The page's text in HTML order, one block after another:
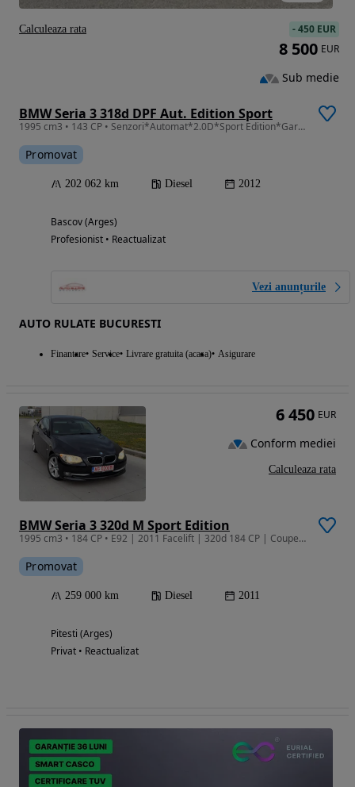
BMW Seria 3 318d DPF Aut. Edition Sport
1995 cm3 • 143 CP • Senzori*Automat*2.0D*Sport Edition*Garantie*Service*Rate*
Promovat
202 062 km Diesel 2012
Bascov (Arges)
Profesionist • Reactualizat
Vezi anunțurile
AUTO RULATE BUCURESTI
Finantare Service Livrare gratuita (acasa) Asigurare
-450 EUR
8 500 EUR
Sub medie
Calculeaza rata
BMW Seria 3 320d M Sport Edition
1995 cm3 • 184 CP • E92 | 2011 Facelift | 320d 184 CP | Coupe | SportPaket Import Germania
Promovat
259 000 km Diesel 2011
Pitesti (Arges)
Privat • Reactualizat
6 450 EUR
Conform mediei
Calculeaza rata